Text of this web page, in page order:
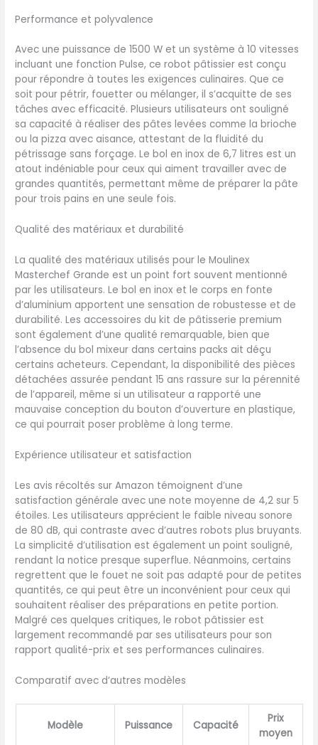
prix grâce à notre réseau
le monde, pour contribuer
à la protection de
l’environnement et à la
réduction des déchets
INCLUS : livre de recettes
Performance et polyvalence
Avec une puissance de 1500 W et un système à 10 vitesses
incluant une fonction Pulse, ce robot pâtissier est conçu
pour répondre à toutes les exigences culinaires. Que ce
soit pour pétrir, fouetter ou mélanger, il s’acquitte de ses
tâches avec efficacité. Plusieurs utilisateurs ont souligné
sa capacité à réaliser des pâtes levées comme la brioche
ou la pizza avec aisance, attestant de la fluidité du
pétrissage sans forçage. Le bol en inox de 6,7 litres est un
atout indéniable pour ceux qui aiment travailler avec de
grandes quantités, permettant même de préparer la pâte
pour trois pains en une seule fois.
Qualité des matériaux et durabilité
La qualité des matériaux utilisés pour le Moulinex
Masterchef Grande est un point fort souvent mentionné
par les utilisateurs. Le bol en inox et le corps en fonte
d’aluminium apportent une sensation de robustesse et de
durabilité. Les accessoires du kit de pâtisserie premium
sont également d’une qualité remarquable, bien que
l’absence du bol mixeur dans certains packs ait déçu
certains acheteurs. Cependant, la disponibilité des pièces
détachées assurée pendant 15 ans rassure sur la pérennité
de l’appareil, même si un utilisateur a rapporté une
mauvaise conception du bouton d’ouverture en plastique,
ce qui pourrait poser problème à long terme.
Expérience utilisateur et satisfaction
Les avis récoltés sur Amazon témoignent d’une
satisfaction générale avec une note moyenne de 4,2 sur 5
étoiles. Les utilisateurs apprécient le faible niveau sonore
de 80 dB, qui contraste avec d’autres robots plus bruyants.
La simplicité d’utilisation est également un point souligné,
rendant la notice presque superflue. Néanmoins, certains
regrettent que le fouet ne soit pas adapté pour de petites
quantités, ce qui peut être un inconvénient pour ceux qui
souhaitent réaliser des préparations en petite portion.
Malgré ces quelques critiques, le robot pâtissier est
largement recommandé par ses utilisateurs pour son
rapport qualité-prix et ses performances culinaires.
Comparatif avec d’autres modèles
Modèle Puissance Capacité
Prix
moyen